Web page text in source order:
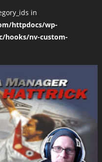
in
httpdocs/wp-
hooks/nv-custom-